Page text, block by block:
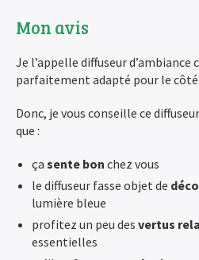
Mon avis
Je l’appelle diffuseur d’ambiance
parfaitement adapté pour le côté
Donc, je vous conseille ce
que :
ça sente bon chez vous
le diffuseur fasse objet de
lumière bleue
profitez un peu des vertus
essentielles